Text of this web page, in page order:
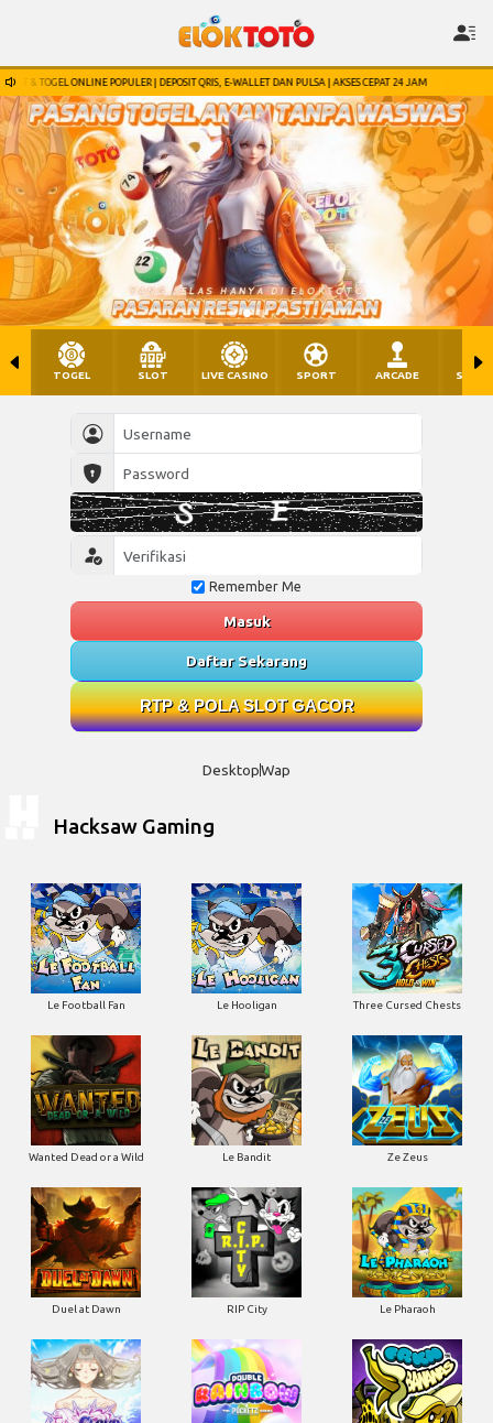
DEPOSIT QRIS, E-WALLET DAN PULSA | AKSES CEPAT 24 JAM ELOKTOTO | PUSAT GAME
Remember Me
Masuk
Daftar Sekarang
RTP & POLA SLOT GACOR
TOGEL SLOT LIVE CASINO SPORT ARCADE
DesktopWap
Hacksaw Gaming
Le Football Fan Le Hooligan Three Cursed Chests
Wanted Dead or a Wild Le Bandit Ze Zeus
Duel at Dawn RIP City Le Pharaoh